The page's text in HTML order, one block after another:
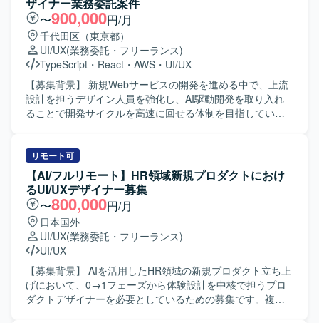
〜900,000円/月
千代田区（東京都）
UI/UX(業務委託・フリーランス)
TypeScript ・ React ・ AWS ・ UI/UX
【募集背景】 新規Webサービスの開発を進める中で、上流
設計を担うデザイン人員を強化し、AI駆動開発を取り入れ
ることで開発サイクルを高速に回せる体制を目指している
ます。ユーザーヒアリングを通じたニーズ・課題の把握、
ユーザーストーリーおよびユースケースの定義、業務フロ
ーの整理を行い、サービス全体の情報アーキテクチャ設計
と画面設計を実施していただきます。Figmaを用いたワイヤ
ーフレームやモックアップ、インタラクティブなプロトタ
イプの作成を行い、開発チームやステークホルダーと仕様
をすり合わせながら意思決定から実装までを一気通貫で推
進していただきます。また、競合サービスの調査・分析を
通じて自社サービスの改善点や差別化ポイントを明確に
し、実装後の動作確認や受入テスト、品質確認まで担当し
ていただきます。 【求める人物像】 素直で誠実に業務に向
リモート可
【AI/フルリモート】HR領域新規プロダクトにおけ
るUI/UXデザイナー募集
〜800,000円/月
日本国外
UI/UX(業務委託・フリーランス)
UI/UX
【募集背景】 AIを活用したHR領域の新規プロダクト立ち上
げにおいて、0→1フェーズから体験設計を中核で担うプロ
ダクトデザイナーを必要としているための募集です。複数